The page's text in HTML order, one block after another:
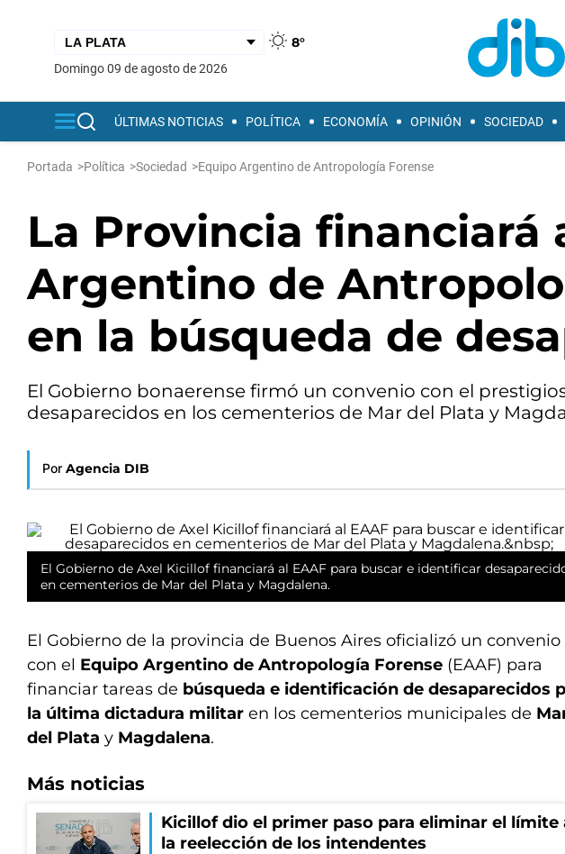
8°
domingo 09 de agosto de 2026
ÚLTIMAS NOTICIAS POLÍTICA ECONOMÍA OPINIÓN SOCIEDAD
Portada >Política >Sociedad >Equipo Argentino de Antropología Forense
La Provincia financiará
Argentino de
en la búsqueda de
El Gobierno bonaerense firmó un convenio con el
desaparecidos en los cementerios de Mar del Plata y
Por Agencia DIB
El Gobierno de Axel Kicillof financiará al EAAF para buscar e identificar
en cementerios de Mar del Plata y Magdalena.
El Gobierno de la provincia de Buenos Aires oficializó un convenio
con el Equipo Argentino de Antropología Forense (EAAF) para
financiar tareas de búsqueda e identificación de desaparecidos
la última dictadura militar en los cementerios municipales de
del Plata y Magdalena.
Más noticias
Kicillof dio el primer paso para eliminar el límite
la reelección de los intendentes